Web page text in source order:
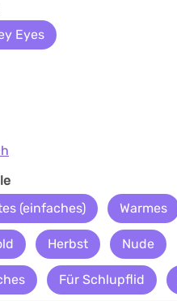
Eyes
(einfaches)
Warmes
Herbst Nude
Für Schlupflid